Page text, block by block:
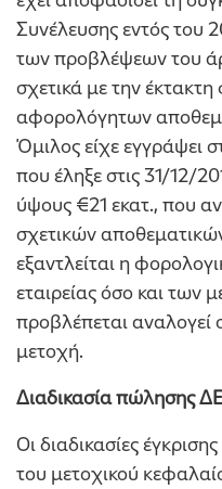
Συνέλευσης εντός του
των προβλέψεων του
σχετικά με την
αφορολόγητων
Όμιλος είχε εγγράψει
που έληξε στις 31/12/
ύψους €21 εκατ., που
σχετικών
εξαντλείται η
εταιρείας όσο και των
προβλέπεται
μετοχή.
Διαδικασία πώλησης
Οι διαδικασίες
του μετοχικού